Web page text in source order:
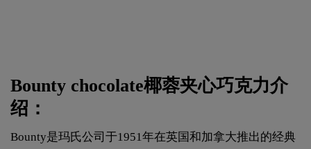
Bounty chocolate椰蓉夹心巧克力介
绍：
Bounty是玛氏公司于1951年在英国和加拿大推出的经典